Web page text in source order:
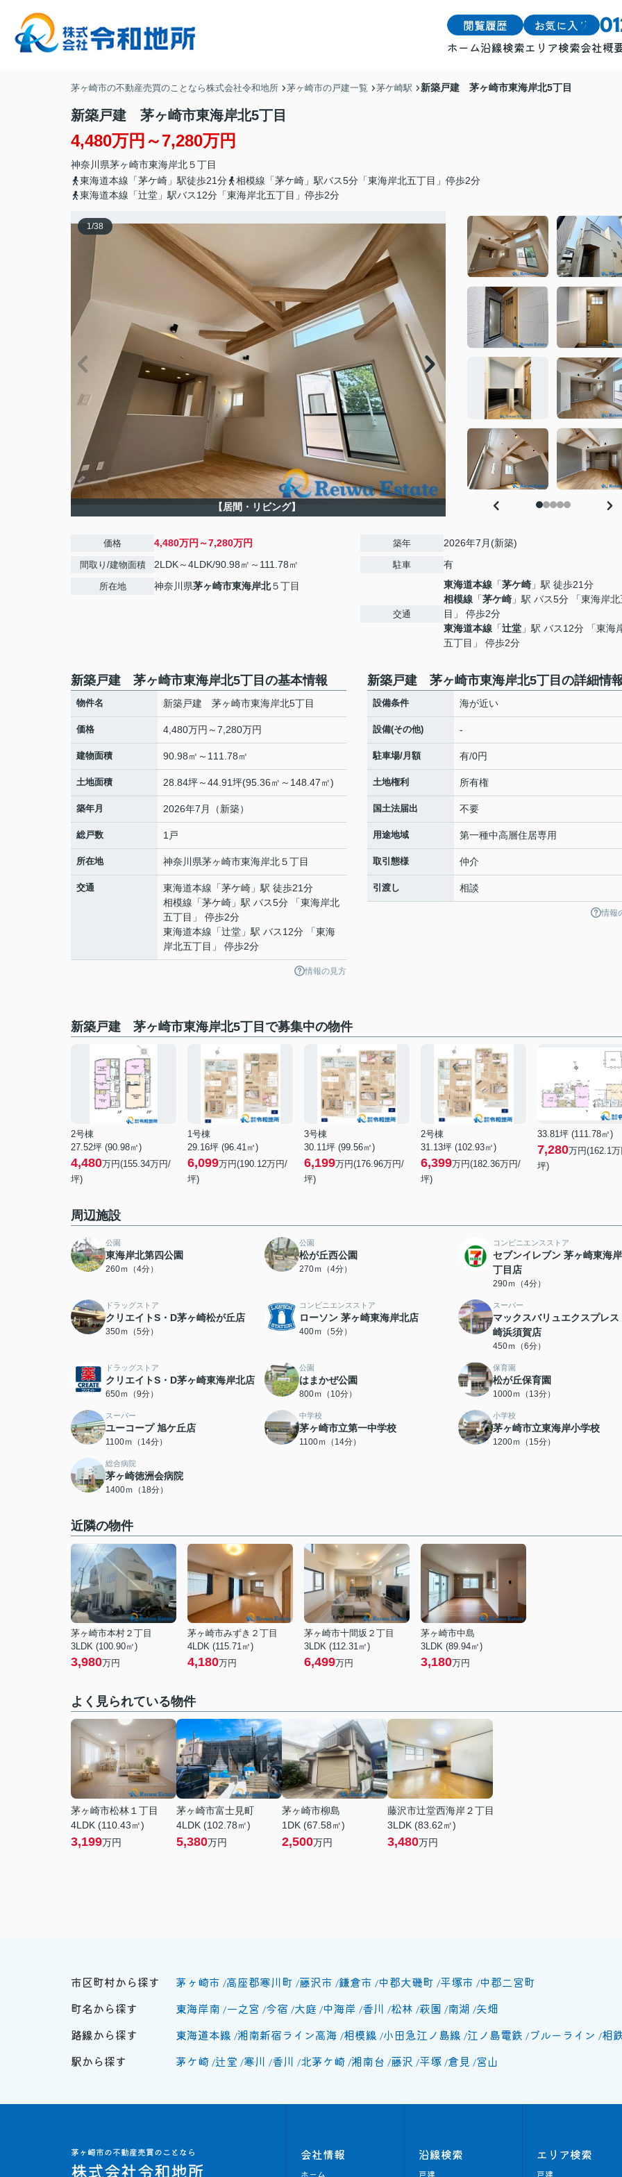
閲覧履歴 お気に入り
ホーム沿線検索エリア検索会社概
茅ヶ崎市の不動産売買のことなら株式会社令和地所 茅ヶ崎市の戸建一覧 茅ケ崎駅 新築戸建 茅ヶ崎市東海岸北5丁目
新築戸建 茅ヶ崎市東海岸北5丁目
4,480万円～7,280万円
神奈川県茅ヶ崎市東海岸北５丁目
東海道本線「茅ケ崎」駅徒歩21分
相模線「茅ケ崎」駅バス5分「東海岸北五丁目」停歩2分
東海道本線「辻堂」駅バス12分「東海岸北五丁目」停歩2分
1/38
【居間・リビング】
価格 4,480万円～7,280万円
間取り/建物面積 2LDK～4LDK/90.98㎡～111.78㎡
所在地 神奈川県茅ヶ崎市東海岸北５丁目
築年 2026年7月(新築)
駐車 有
交通
東海道本線 「茅ケ崎 」駅 徒歩21分
相模線 「茅ケ崎 」駅 バス5分 「東海岸
目」 停歩2分
東海道本線 「辻堂 」駅 バス12分 「東海
五丁目」 停歩2分
新築戸建 茅ヶ崎市東海岸北5丁目の基本情報
物件名 新築戸建 茅ヶ崎市東海岸北5丁目
価格 4,480万円～7,280万円
建物面積 90.98㎡～111.78㎡
土地面積 28.84坪～44.91坪(95.36㎡～148.47㎡)
築年月 2026年7月（新築）
総戸数 1戸
所在地 神奈川県茅ヶ崎市東海岸北５丁目
交通 東海道本線 「茅ケ崎 」駅 徒歩21分
相模線 「茅ケ崎 」駅 バス5分 「東海岸北
五丁目」 停歩2分
東海道本線 「辻堂 」駅 バス12分 「東海
岸北五丁目」 停歩2分
情報の見方
新築戸建 茅ヶ崎市東海岸北5丁目の詳細情
設備条件 海が近い
設備(その他) -
駐車場/月額 有/0円
土地権利 所有権
国土法届出 不要
用途地域 第一種中高層住居専用
取引態様 仲介
引渡し 相談
情報
新築戸建 茅ヶ崎市東海岸北5丁目で募集中の物件
2号棟
27.52坪 (90.98㎡)
4,480万円(155.34万円/
坪)
1号棟
29.16坪 (96.41㎡)
6,099万円(190.12万円/
坪)
3号棟
30.11坪 (99.56㎡)
6,199万円(176.96万円/
坪)
2号棟
31.13坪 (102.93㎡)
6,399万円(182.36万円/
坪)
33.81坪 (111.78㎡)
7,280万円(162.1
坪)
周辺施設
公園
東海岸北第四公園
260ｍ（4分）
公園
松が丘西公園
270ｍ（4分）
コンビニエンスストア
セブンイレブン 茅ヶ崎東海
丁目店
290ｍ（4分）
ドラッグストア
クリエイトS・D茅ヶ崎松が丘店
350ｍ（5分）
コンビニエンスストア
ローソン 茅ヶ崎東海岸北店
400ｍ（5分）
スーパー
マックスバリュエクスプレス
崎浜須賀店
450ｍ（6分）
ドラッグストア
クリエイトS・D茅ヶ崎東海岸北店
650ｍ（9分）
公園
はまかぜ公園
800ｍ（10分）
保育園
松が丘保育園
1000ｍ（13分）
スーパー
ユーコープ 旭ケ丘店
1100ｍ（14分）
中学校
茅ヶ崎市立第一中学校
1100ｍ（14分）
小学校
茅ヶ崎市立東海岸小学校
1200ｍ（15分）
総合病院
茅ヶ崎徳洲会病院
1400ｍ（18分）
近隣の物件
茅ヶ崎市本村２丁目
3LDK (100.90㎡)
3,980万円
茅ヶ崎市みずき２丁目
4LDK (115.71㎡)
4,180万円
茅ヶ崎市十間坂２丁目
3LDK (112.31㎡)
6,499万円
茅ヶ崎市中島
3LDK (89.94㎡)
3,180万円
よく見られている物件
茅ヶ崎市松林１丁目
4LDK (110.43㎡)
3,199万円
茅ヶ崎市富士見町
4LDK (102.78㎡)
5,380万円
茅ヶ崎市柳島
1DK (67.58㎡)
2,500万円
藤沢市辻堂西海岸２丁目
3LDK (83.62㎡)
3,480万円
市区町村から探す 茅ヶ崎市 高座郡寒川町 藤沢市 鎌倉市 中郡大磯町 平塚市 中郡二宮町
町名から探す
東海岸南 一之宮 今宿 大庭 中海岸 香川 松林 萩園 南湖 矢畑
路線から探す
東海道本線 湘南新宿ライン高海 相模線 小田急江ノ島線 江ノ島電鉄 ブルーライン 相
駅から探す
茅ケ崎 辻堂 寒川 香川 北茅ケ崎 湘南台 藤沢 平塚 倉見 宮山
会社情報
ホーム
沿線検索
戸建
エリア検索
戸建